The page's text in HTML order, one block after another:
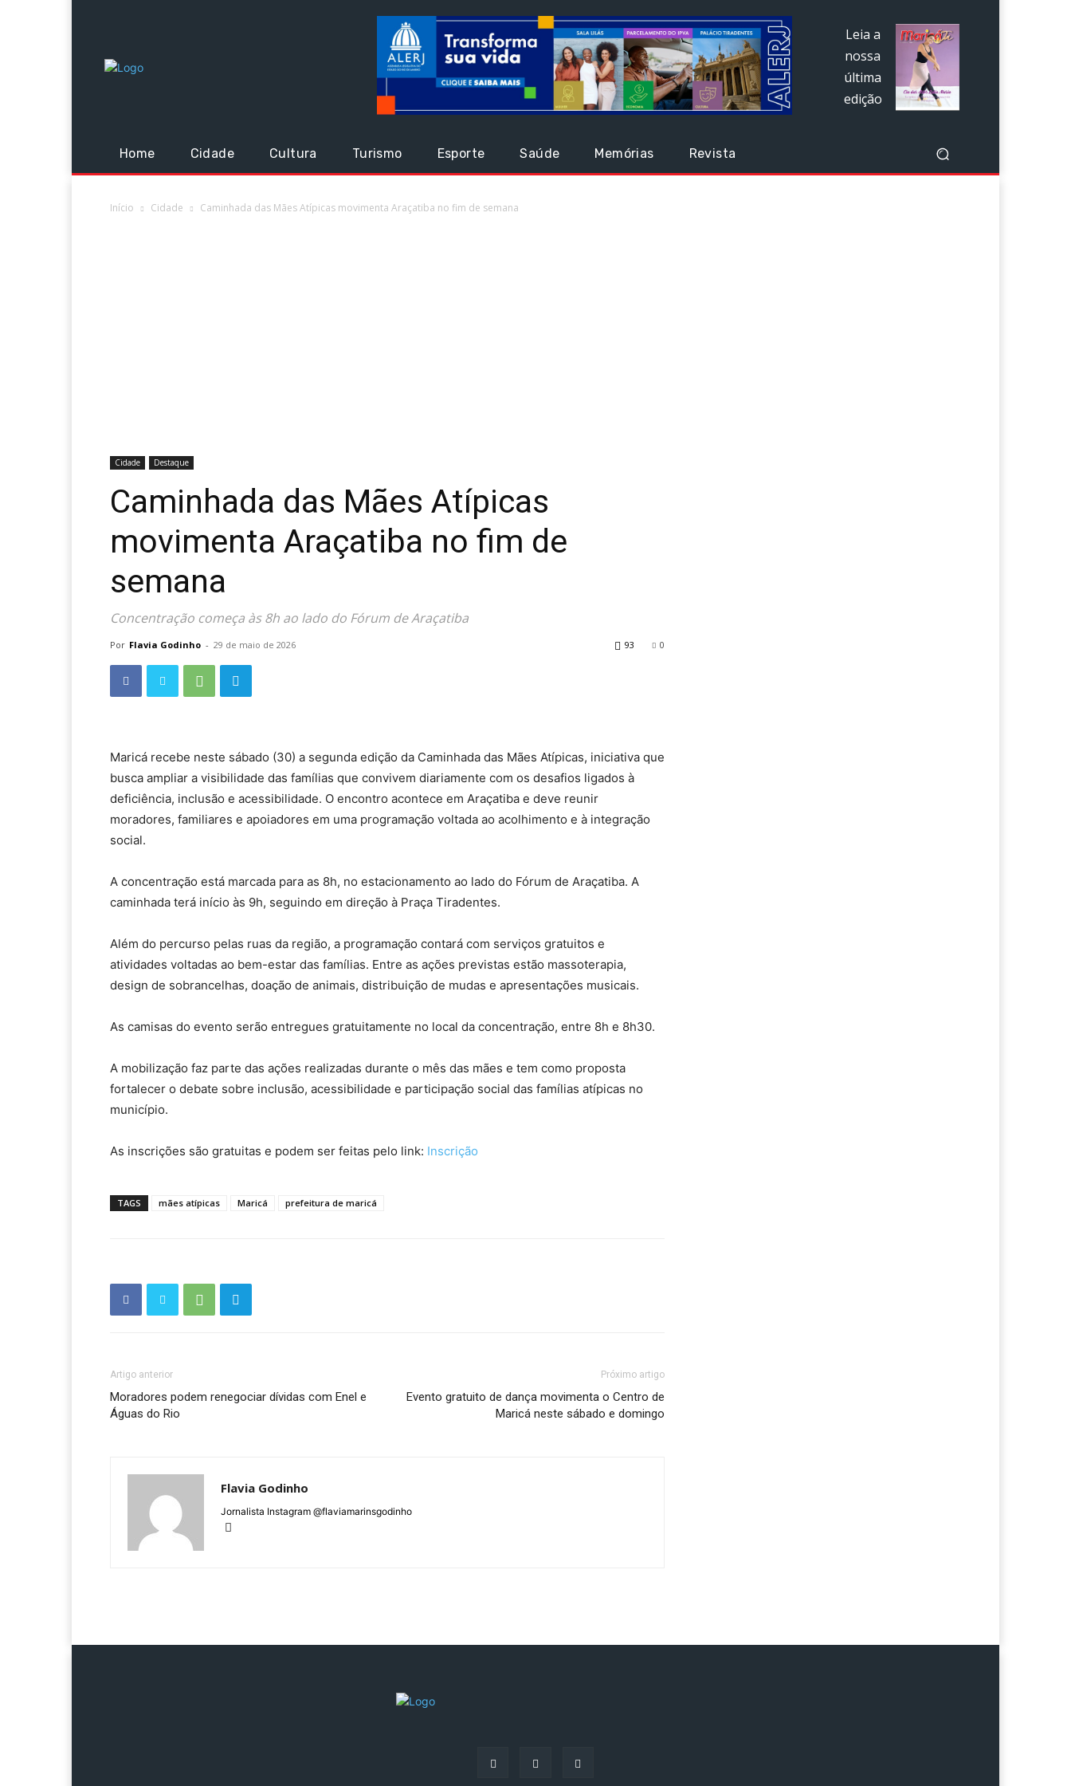
Leia a
nossa
última
edição
Home Cidade Cultura Turismo Esporte Saúde Memórias Revista
Início Cidade Caminhada das Mães Atípicas movimenta Araçatiba no fim de semana
Cidade Destaque
Caminhada das Mães Atípicas
movimenta Araçatiba no fim de
semana
Concentração começa às 8h ao lado do Fórum de Araçatiba
Por Flavia Godinho - 29 de maio de 2026 0
93
Maricá recebe neste sábado (30) a segunda edição da Caminhada das Mães Atípicas, iniciativa que
busca ampliar a visibilidade das famílias que convivem diariamente com os desafios ligados à
deficiência, inclusão e acessibilidade. O encontro acontece em Araçatiba e deve reunir
moradores, familiares e apoiadores em uma programação voltada ao acolhimento e à integração
social.
A concentração está marcada para as 8h, no estacionamento ao lado do Fórum de Araçatiba. A
caminhada terá início às 9h, seguindo em direção à Praça Tiradentes.
Além do percurso pelas ruas da região, a programação contará com serviços gratuitos e
atividades voltadas ao bem-estar das famílias. Entre as ações previstas estão massoterapia,
design de sobrancelhas, doação de animais, distribuição de mudas e apresentações musicais.
As camisas do evento serão entregues gratuitamente no local da concentração, entre 8h e 8h30.
A mobilização faz parte das ações realizadas durante o mês das mães e tem como proposta
fortalecer o debate sobre inclusão, acessibilidade e participação social das famílias atípicas no
município.
As inscrições são gratuitas e podem ser feitas pelo link: Inscrição
TAGS mães atípicas Maricá prefeitura de maricá
Artigo anterior
Moradores podem renegociar dívidas com Enel e
Águas do Rio
Próximo artigo
Evento gratuito de dança movimenta o Centro de
Maricá neste sábado e domingo
Flavia Godinho
Jornalista Instagram @flaviamarinsgodinho